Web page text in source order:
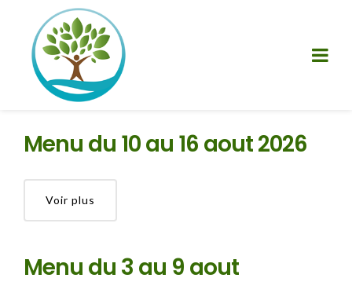
Menu du 10 au 16 aout 2026
Voir plus
Menu du 3 au 9 aout